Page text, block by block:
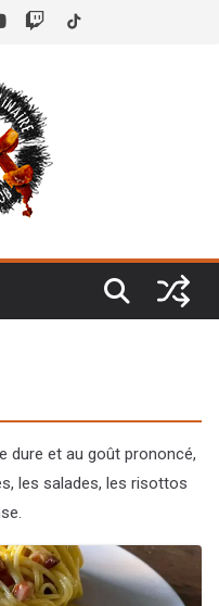
dure et au goût prononcé,
les salades, les risottos